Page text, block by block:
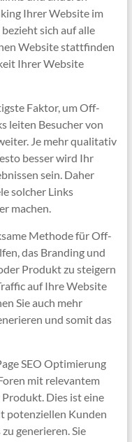
Ihrer Website im
sich auf alle
Website stattfinden
Ihrer Website
Faktor, um Off-
leiten Besucher von
Je mehr qualitativ
besser wird Ihr
sein. Daher
solcher Links
machen.
Methode für Off-
das Branding und
Produkt zu steigern
auf Ihre Website
Sie auch mehr
und somit das
SEO Optimierung
mit relevantem
Dies ist eine
potenziellen Kunden
generieren. Sie